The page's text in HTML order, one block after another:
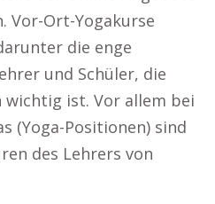
Vor-Ort-Yogakurse
die enge
und Schüler, die
ist. Vor allem bei
(Yoga-Positionen) sind
des Lehrers von